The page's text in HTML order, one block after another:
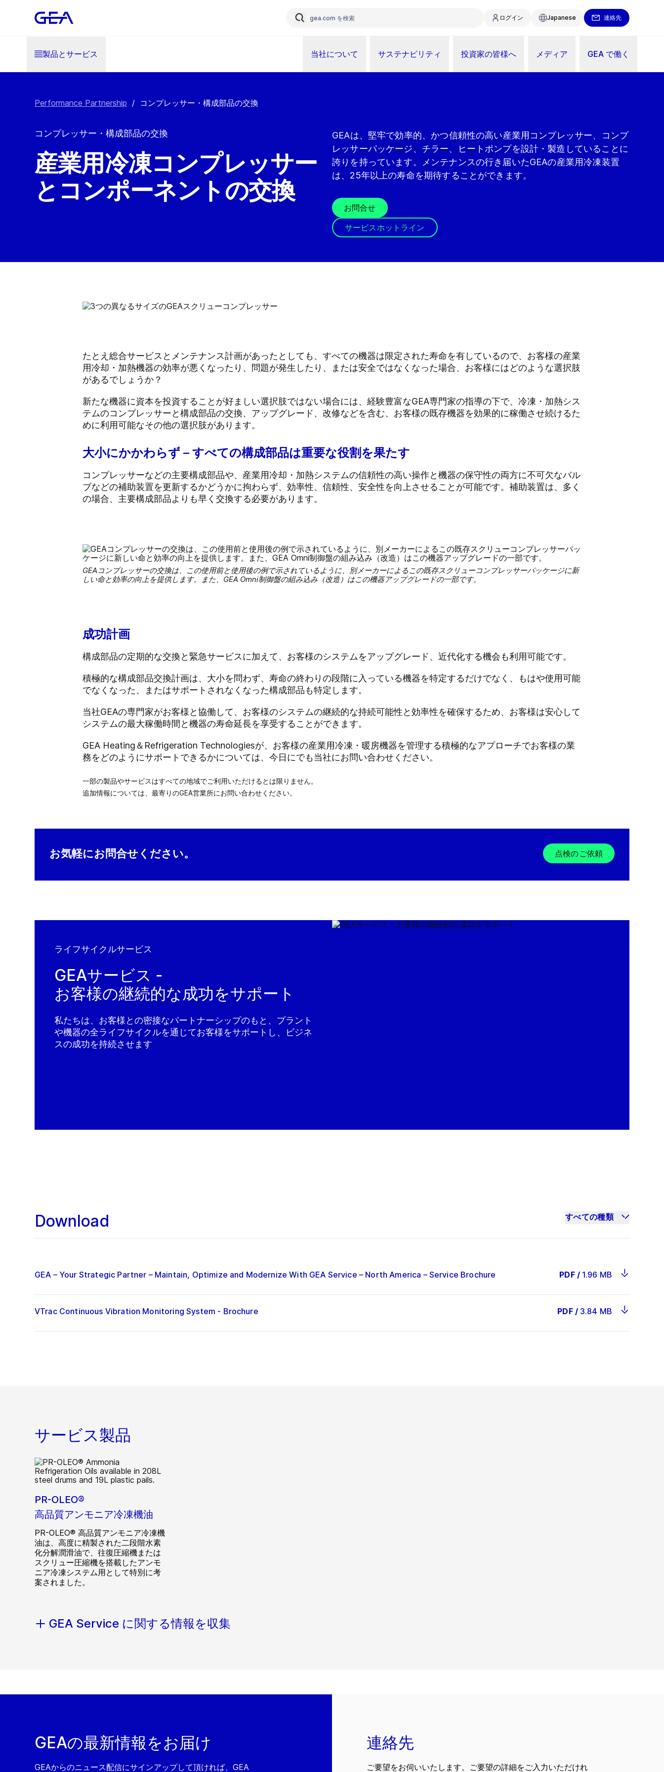
ログイン Japanese 連絡先
製品とサービス 当社について サステナビリティ 投資家の皆様へ メディア GEA で働く
Performance Partnership / コンプレッサー・構成部品の交換
コンプレッサー・構成部品の交換
産業用冷凍コンプレッサー
とコンポーネントの交換
GEAは、堅牢で効率的、かつ信頼性の高い産業用コンプレッサー、コンプ
レッサーパッケージ、チラー、ヒートポンプを設計・製造していることに
誇りを持っています。メンテナンスの行き届いたGEAの産業用冷凍装置
は、25年以上の寿命を期待することができます。
お問合せ
サービスホットライン
たとえ総合サービスとメンテナンス計画があったとしても、すべての機器は限定された寿命を有しているので、お客様の産業
用冷却・加熱機器の効率が悪くなったり、問題が発生したり、または安全ではなくなった場合、お客様にはどのような選択肢
があるでしょうか？
新たな機器に資本を投資することが好ましい選択肢ではない場合には、経験豊富なGEA専門家の指導の下で、冷凍・加熱シス
テムのコンプレッサーと構成部品の交換、アップグレード、改修などを含む、お客様の既存機器を効果的に稼働させ続けるた
めに利用可能なその他の選択肢があります。
大小にかかわらず – すべての構成部品は重要な役割を果たす
コンプレッサーなどの主要構成部品や、産業用冷却・加熱システムの信頼性の高い操作と機器の保守性の両方に不可欠なバル
ブなどの補助装置を更新するかどうかに拘わらず、効率性、信頼性、安全性を向上させることが可能です。補助装置は、多く
の場合、主要構成部品よりも早く交換する必要があります。
GEAコンプレッサーの交換は、この使用前と使用後の例で示されているように、別メーカーによるこの既存スクリューコンプレッサーパッケージに新
しい命と効率の向上を提供します。また、GEA Omni制御盤の組み込み（改造）はこの機器アップグレードの一部です。
成功計画
構成部品の定期的な交換と緊急サービスに加えて、お客様のシステムをアップグレード、近代化する機会も利用可能です。
積極的な構成部品交換計画は、大小を問わず、寿命の終わりの段階に入っている機器を特定するだけでなく、もはや使用可能
でなくなった、またはサポートされなくなった構成部品も特定します。
当社GEAの専門家がお客様と協働して、お客様のシステムの継続的な持続可能性と効率性を確保するため、お客様は安心して
システムの最大稼働時間と機器の寿命延長を享受することができます。
GEA Heating＆Refrigeration Technologiesが、お客様の産業用冷凍・暖房機器を管理する積極的なアプローチでお客様の業
務をどのようにサポートできるかについては、今日にでも当社にお問い合わせください。
一部の製品やサービスはすべての地域でご利用いただけるとは限りません。
追加情報については、最寄りのGEA営業所にお問い合わせください。
お気軽にお問合せください。 点検のご依頼
ライフサイクルサービス
GEAサービス -
お客様の継続的な成功をサポート
私たちは、お客様との密接なパートナーシップのもと、プラント
や機器の全ライフサイクルを通じてお客様をサポートし、ビジネ
スの成功を持続させます
Download すべての種類
GEA – Your Strategic Partner – Maintain, Optimize and Modernize With GEA Service – North America – Service Brochure PDF / 1.96 MB
VTrac Continuous Vibration Monitoring System - Brochure PDF / 3.84 MB
サービス製品
PR-OLEO®
高品質アンモニア冷凍機油
PR-OLEO® 高品質アンモニア冷凍機
油は、高度に精製された二段階水素
化分解潤滑油で、往復圧縮機または
スクリュー圧縮機を搭載したアンモ
ニア冷凍システム用として特別に考
案されました。
GEA Service に関する情報を収集
GEAの最新情報をお届け
GEAからのニュース配信にサインアップして頂ければ、GEA
連絡先
ご要望をお伺いいたします。ご要望の詳細をご入力いただけれ